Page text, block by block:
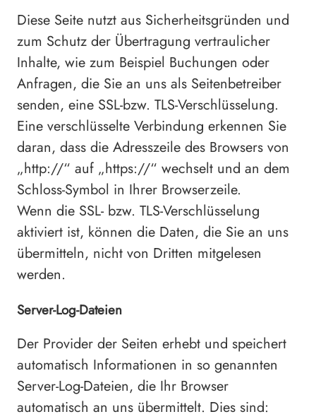
Diese Seite nutzt aus Sicherheitsgründen und
zum Schutz der Übertragung vertraulicher
Inhalte, wie zum Beispiel Buchungen oder
Anfragen, die Sie an uns als Seitenbetreiber
senden, eine SSL-bzw. TLS-Verschlüsselung.
Eine verschlüsselte Verbindung erkennen Sie
daran, dass die Adresszeile des Browsers von
„http://“ auf „https://“ wechselt und an dem
Schloss-Symbol in Ihrer Browserzeile.
Wenn die SSL- bzw. TLS-Verschlüsselung
aktiviert ist, können die Daten, die Sie an uns
übermitteln, nicht von Dritten mitgelesen
werden.
Server-Log-Dateien
Der Provider der Seiten erhebt und speichert
automatisch Informationen in so genannten
Server-Log-Dateien, die Ihr Browser
automatisch an uns übermittelt. Dies sind: